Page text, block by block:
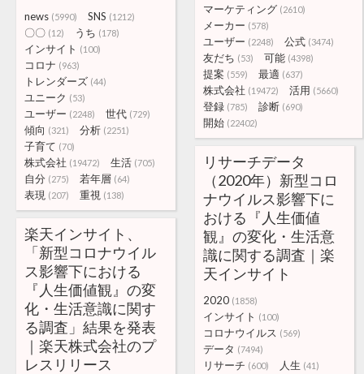
マーケティング (2610)
メーカー (578)
ユーザー (2248) 公式 (3474)
友だち (53) 可能 (4398)
提案 (559) 最適 (637)
株式会社 (19472) 活用 (5660)
登録 (785) 診断 (690)
開始 (22402)
news (5990) SNS (1212)
〇〇 (12) うち (178)
インサイト (100)
コロナ (963)
トレンダーズ (44)
ユニーク (53)
ユーザー (2248) 世代 (729)
傾向 (321) 分析 (2251)
子育て (70)
株式会社 (19472) 生活 (705)
自分 (275) 若年層 (64)
表現 (207) 重視 (138)
リサーチデータ
（2020年）新型コロ
ナウイルス影響下に
おける『人生価値
観』の変化・生活意
識に関する調査｜楽
天インサイト
2020 (1858)
インサイト (100)
コロナウイルス (569)
データ (7494)
リサーチ (600) 人生 (41)
楽天インサイト、
「新型コロナウイル
ス影響下における
『人生価値観』の変
化・生活意識に関す
る調査」結果を発表
｜楽天株式会社のプ
レスリリース